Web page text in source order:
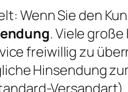
Wenn Sie den
. Viele
freiwillig zu
Hinsendung
Versandart).